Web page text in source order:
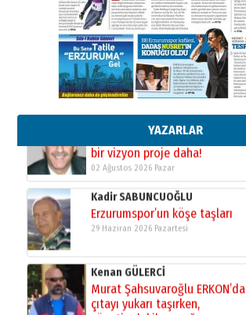
YAZARLAR
Cem Bakırcı
Ardında bıraktığı hatıralarıyla
gönül adamı Faruk Terzioğlu!
13 Mayıs 2026 Çarşamba
Esat BİNDESEN
Başkan Sekmen’den Erzurum’a
bir vizyon proje daha!
02 Ağustos 2026 Pazar
Kadir SABUNCUOĞLU
Erzurumspor’un köşe taşları
Kenan GÜLERCİ
çıtayı yukarı taşırken,
yönetimdekiler aşağı
çekmemeli!
17 Şubat 2026 SalıOrhan BOZKURT